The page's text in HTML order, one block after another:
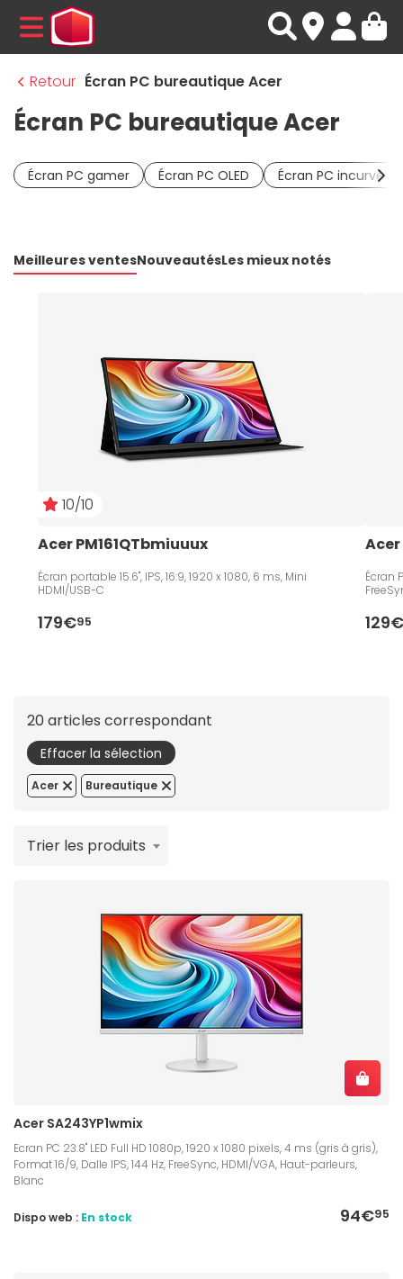
MENU
Retour Écran PC bureautique Acer
Écran PC bureautique Acer
Écran PC gamer Écran PC OLED Écran PC incurvé
Meilleures ventesNouveautésLes mieux notés
10/10
Acer PM161QTbmiuuux
Écran portable 15.6", IPS, 16:9, 1920 x 1080, 6 ms, Mini
HDMI/USB-C
179€95
Acer
Écran
20 articles correspondant
Effacer la sélection
Acer Bureautique
Trier les produits
Acer SA243YP1wmix
Ecran PC 23.8" LED Full HD 1080p, 1920 x 1080 pixels, 4 ms (gris à gris),
Format 16/9, Dalle IPS, 144 Hz, FreeSync, HDMI/VGA, Haut-parleurs,
Blanc
94€95
Dispo web : En stock